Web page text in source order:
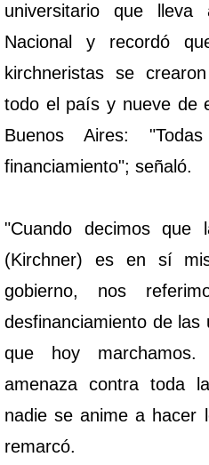
universitario que lleva
Nacional y recordó
kirchneristas se
todo el país y nueve de
Buenos Aires:
financiamiento"; señaló.
"Cuando decimos que
(Kirchner) es en sí
gobierno, nos
desfinanciamiento de las
que hoy
amenaza contra toda
nadie se anime a hacer
remarcó.